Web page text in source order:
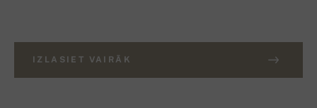
IZLASIET VAIRĀK